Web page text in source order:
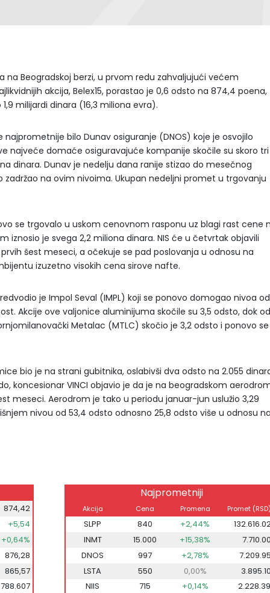
Beogradskoj berzi, u prvom redu zahvaljujući većem
akcija, Belex15, porastao je 0,6 odsto na 874,4 poena,
milijardi dinara (16,3 miliona evra).
bilo Dunav osiguranje (DNOS) koje je osvojilo
najveće domaće osiguravajuće kompanije skočile su skoro tri
dinara. Dunav je nedelju dana ranije stizao do mesečnog
zadržao na ovim nivoima. Ukupan nedeljni promet u trgovanju
se trgovalo u uskom cenovnom rasponu uz blagi rast cene
iznosio je svega 2,2 miliona dinara. NIS će u četvrtak objavili
šest meseci, a očekuje se pad poslovanja u odnosu na
izuzetno visokih cena sirove nafte.
je Impol Seval (IMPL) koji se ponovo domogao nivoa od
Akcije ove valjonice aluminijuma skočile su 3,5 odsto, dok od
Metalac (MTLC) skočio je 3,2 odsto i ponovo se
bio je na strani gubitnika, oslabivši dva odsto na 2.055
koncesionar VINCI objavio je da je na beogradskom
meseci. Aerodrom je tako u periodu januar-jun uslužio 3,29
nivou od 53,4 odsto odnosno 25,8 odsto više u odnosu
874,42
+5,54
+0,64%
876,28
865,57
Najprometniji
Akcija Cena Promena Promet
SLPP 840 +2,44%
INMT
15.000 +15,38%
DNOS
997 +2,78%
LSTA
550 0,00%
NIIS
715 +0,14%